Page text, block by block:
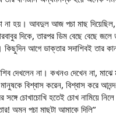
হয়। আবদুল আজ পচা মাছ দিয়েছিল,
দিকে, তারপর ডিম বেছে বেছে
আগে ডাক্তার সদাশিবই তার কান
দেখলেন না। কখনও দেখেন না,
বিশ্বাস করেন, বিশ্বাস করে
চোখাচোখি হতেই চোখ নামিয়ে
অমন পচা মাছটা আমাকে দিলি”